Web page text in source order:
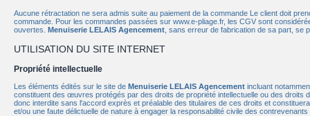
Aucune rétractation ne sera admis suite au paiement de la commande Le client doit
commande. Pour les commandes passées sur www.e-pliage.fr, les CGV sont
ouvertes. Menuiserie LELAIS Agencement , sans erreur de fabrication de sa part, se
UTILISATION DU SITE INTERNET
Propriété intellectuelle
Les éléments édités sur le site de Menuiserie LELAIS Agencement incluant
constituent des œuvres protégés par des droits de propriété intellectuelle ou des droits
donc interdite sans l'accord exprès et préalable des titulaires de ces droits et
et/ou une faute délictuelle de nature à engager la responsabilité civile des